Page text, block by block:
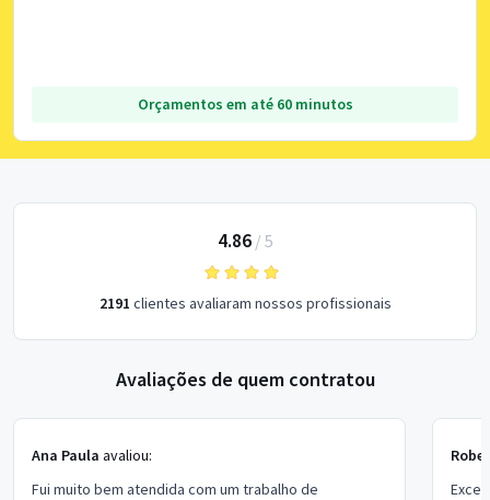
Orçamentos em até 60 minutos
4.86/ 5
2191 clientes avaliaram nossos profissionais
Avaliações de quem contratou
Ana Paula avaliou:
Fui muito bem atendida com um trabalho de